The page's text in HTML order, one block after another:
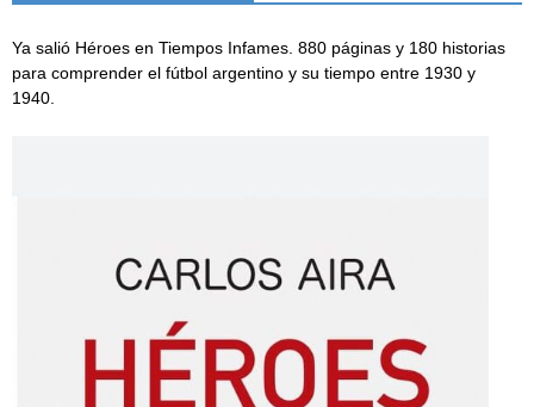
Ya salió Héroes en Tiempos Infames. 880 páginas y 180 historias
para comprender el fútbol argentino y su tiempo entre 1930 y
1940.